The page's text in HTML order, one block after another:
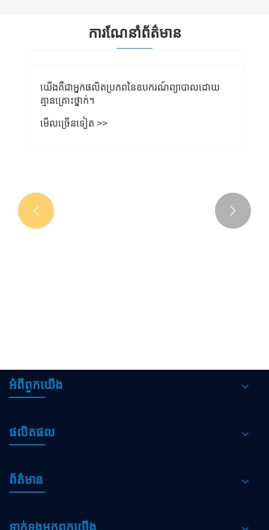
ការណែនាំព័ត៌មាន
 
អំពីពួកយើង
ផលិតផល
ព័ត៌មាន
ទាក់ទង​មក​ពួក​យើង